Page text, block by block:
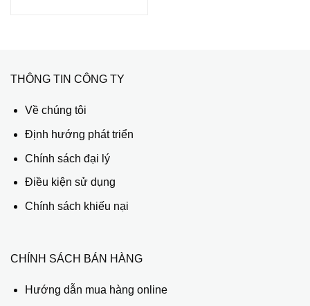
THÔNG TIN CÔNG TY
Về chúng tôi
Định hướng phát triển
Chính sách đại lý
Điều kiện sử dụng
Chính sách khiếu nại
CHÍNH SÁCH BÁN HÀNG
Hướng dẫn mua hàng online